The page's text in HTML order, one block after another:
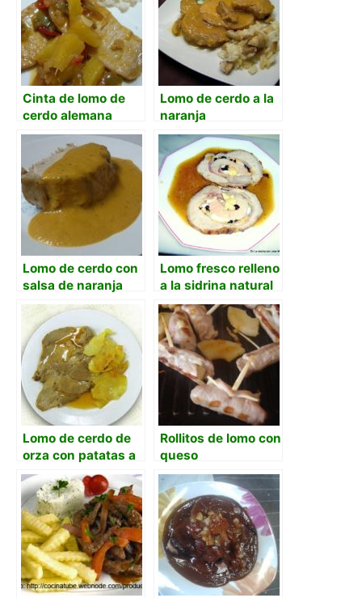
Cinta de lomo de
cerdo alemana
salteada con piña
en la cocina
francesa de una
española
Lomo de cerdo a la
naranja
Lomo de cerdo con
salsa de naranja
Lomo fresco relleno
a la sidrina natural
Lomo de cerdo de
orza con patatas a
lo pobre
Rollitos de lomo con
queso